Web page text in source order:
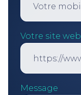
Votre site web
Message